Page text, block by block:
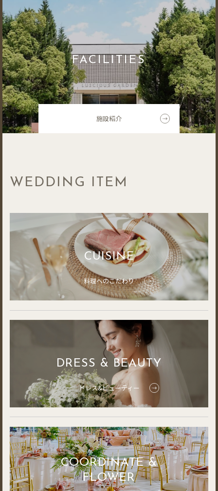
FACILITIES
施設紹介
WEDDING ITEM
CUISINE
料理へのこだわり
DRESS & BEAUTY
ドレス&ビューティー
COORDINATE &
FLOWER